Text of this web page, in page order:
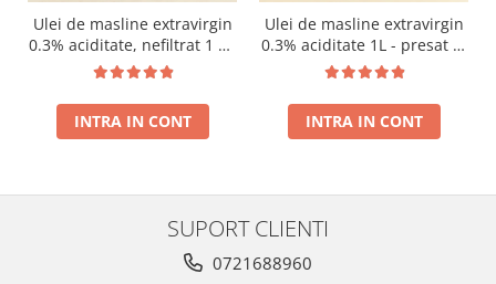
Ulei de masline extravirgin
0.3% aciditate, nefiltrat 1 L -
presat la rece RECOLTA
INTRA IN CONT
Ulei de masline extravirgin
0.3% aciditate 1L - presat la
rece RECOLTA NOUA
INTRA IN CONT
SUPORT CLIENTI
0721688960